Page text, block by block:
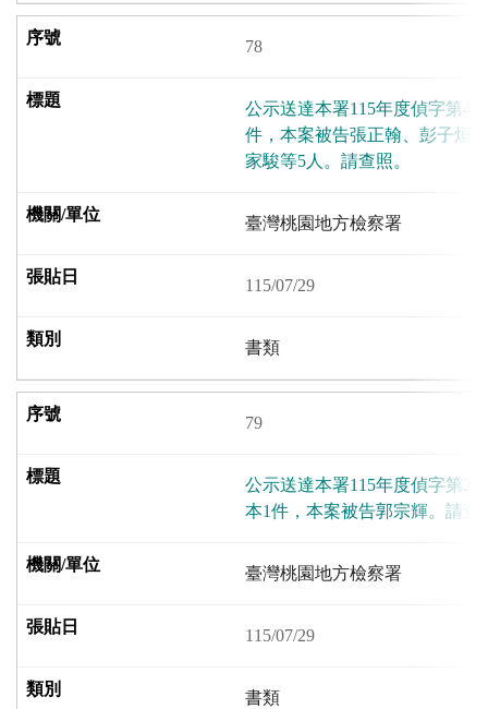
78
公示送達本署115年度偵字第
件，本案被告張正翰、彭子烜
家駿等5人。請查照。
臺灣桃園地方檢察署
115/07/29
書類
79
公示送達本署115年度偵字第
本1件，本案被告郭宗輝。請查
臺灣桃園地方檢察署
115/07/29
書類